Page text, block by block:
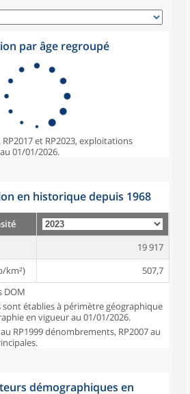
par âge regroupé
RP2017 et RP2023, exploitations
01/01/2026.
en historique depuis 1968
19 917
km²)
507,7
DOM
sont établies à périmètre géographique
en vigueur au 01/01/2026.
RP1999 dénombrements, RP2007 au
démographiques en